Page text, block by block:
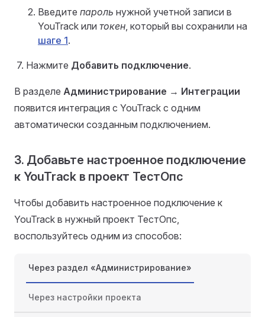
Введите пароль нужной учетной записи в
YouTrack или токен, который вы сохранили на
шаге 1.
Нажмите Добавить подключение.
В разделе Администрирование → Интеграции
появится интеграция с YouTrack с одним
автоматически созданным подключением.
3. Добавьте настроенное подключение
к YouTrack в проект ТестОпс
Чтобы добавить настроенное подключение к
YouTrack в нужный проект ТестОпс,
воспользуйтесь одним из способов:
Через раздел «Администрирование»
Через настройки проекта